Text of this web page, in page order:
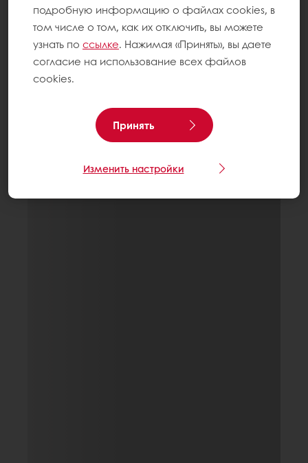
подробную информацию о файлах cookies, в
том числе о том, как их отключить, вы можете
узнать по ссылке. Нажимая «Принять», вы даете
согласие на использование всех файлов
cookies.
Принять
Изменить настройки